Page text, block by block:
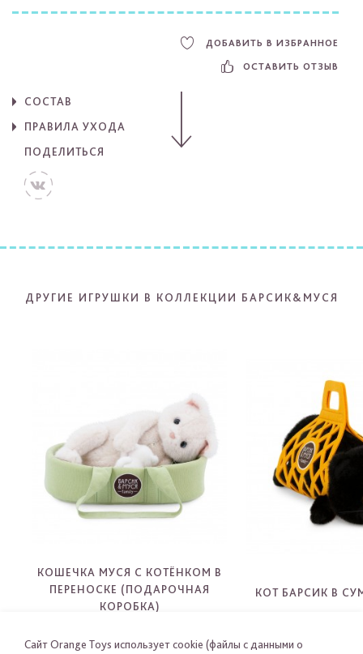
ДОБАВИТЬ В ИЗБРАННОЕ
ОСТАВИТЬ ОТЗЫВ
СОСТАВ
ПРАВИЛА УХОДА
ПОДЕЛИТЬСЯ
ДРУГИЕ ИГРУШКИ В КОЛЛЕКЦИИ БАРСИК&МУСЯ
КОШЕЧКА МУСЯ С КОТЁНКОМ В
ПЕРЕНОСКЕ (ПОДАРОЧНАЯ
КОРОБКА)
-
КОТ БАРСИК В
Сайт Orange Toys использует cookie (файлы с данными о